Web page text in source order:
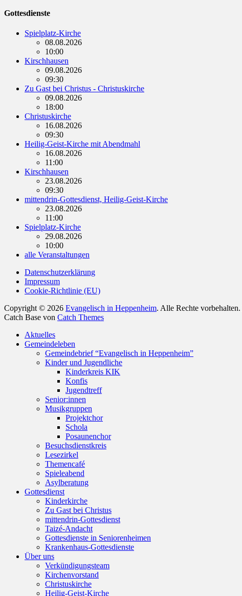
Gottesdienste
Spielplatz-Kirche
08.08.2026
10:00
Kirschhausen
09.08.2026
09:30
Zu Gast bei Christus - Christuskirche
09.08.2026
18:00
Christuskirche
16.08.2026
09:30
Heilig-Geist-Kirche mit Abendmahl
16.08.2026
11:00
Kirschhausen
23.08.2026
09:30
mittendrin-Gottesdienst, Heilig-Geist-Kirche
23.08.2026
11:00
Spielplatz-Kirche
29.08.2026
10:00
alle Veranstaltungen
Datenschutzerklärung
Impressum
Cookie-Richtlinie (EU)
Copyright © 2026 Evangelisch in Heppenheim. Alle Rechte vorbehalten.
Catch Base von Catch Themes
oben
scrollen
Aktuelles
Gemeindeleben
Gemeindebrief “Evangelisch in Heppenheim”
Kinder und Jugendliche
Kinderkreis KIK
Konfis
Jugendtreff
Senior:innen
Musikgruppen
Projektchor
Schola
Posaunenchor
Besuchsdienstkreis
Lesezirkel
Themencafé
Spieleabend
Asylberatung
Gottesdienst
Kinderkirche
Zu Gast bei Christus
mittendrin-Gottesdienst
Taizé-Andacht
Gottesdienste in Seniorenheimen
Krankenhaus-Gottesdienste
Über uns
Verkündigungsteam
Kirchenvorstand
Christuskirche
Heilig-Geist-Kirche